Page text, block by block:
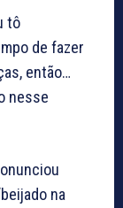
tô
de fazer
então…
nesse
na